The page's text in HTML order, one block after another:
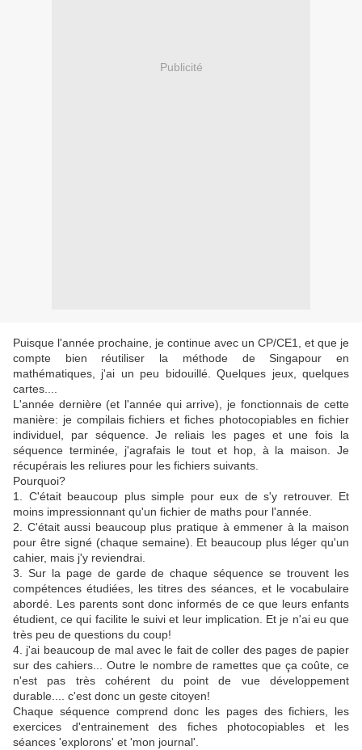
Publicité
Puisque l'année prochaine, je continue avec un CP/CE1, et que je
compte bien réutiliser la méthode de Singapour en
mathématiques, j'ai un peu bidouillé. Quelques jeux, quelques
cartes....
L'année dernière (et l'année qui arrive), je fonctionnais de cette
manière: je compilais fichiers et fiches photocopiables en fichier
individuel, par séquence. Je reliais les pages et une fois la
séquence terminée, j'agrafais le tout et hop, à la maison. Je
récupérais les reliures pour les fichiers suivants.
Pourquoi?
1. C'était beaucoup plus simple pour eux de s'y retrouver. Et
moins impressionnant qu'un fichier de maths pour l'année.
2. C'était aussi beaucoup plus pratique à emmener à la maison
pour être signé (chaque semaine). Et beaucoup plus léger qu'un
cahier, mais j'y reviendrai.
3. Sur la page de garde de chaque séquence se trouvent les
compétences étudiées, les titres des séances, et le vocabulaire
abordé. Les parents sont donc informés de ce que leurs enfants
étudient, ce qui facilite le suivi et leur implication. Et je n'ai eu que
très peu de questions du coup!
4. j'ai beaucoup de mal avec le fait de coller des pages de papier
sur des cahiers... Outre le nombre de ramettes que ça coûte, ce
n'est pas très cohérent du point de vue développement
durable.... c'est donc un geste citoyen!
Chaque séquence comprend donc les pages des fichiers, les
exercices d'entrainement des fiches photocopiables et les
séances 'explorons' et 'mon journal'.